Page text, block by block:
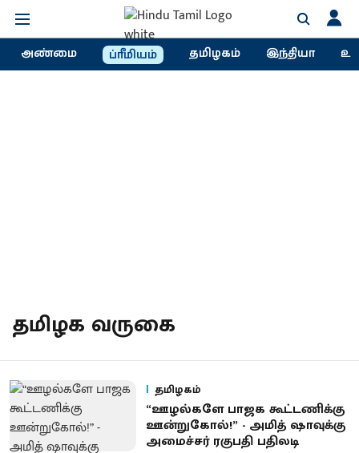
அண்மை ப்ரீமியம் தமிழகம் இந்தியா
தமிழக வருகை
தமிழகம்
“ஊழல்களே பாஜக கூட்டணிக்கு
ஊன்றுகோல்!” - அமித் ஷாவுக்கு
அமைச்சர் ரகுபதி பதிலடி